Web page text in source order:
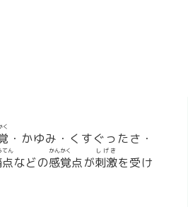
く
・かゆみ・くすぐったさ・
てん
などの感覚
かんかく
点が刺激
しげき
を受け